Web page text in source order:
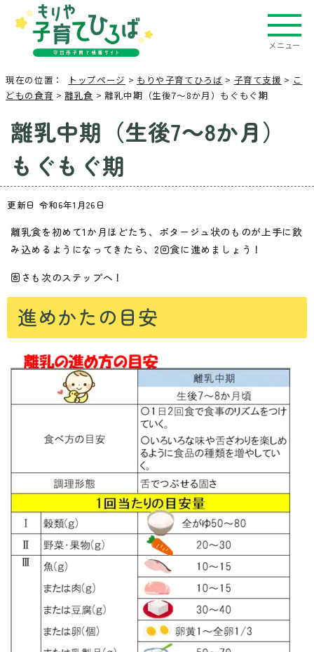
メニュー
現在の位置： トップページ > もりや子育てひろば > 子育て支援 > こ
どもの食育 >離乳食 > 離乳中期（生後7～8か月）もぐもぐ期
離乳中期（生後7～8か月）
もぐもぐ期
更新日 令和6年1月26日
離乳食を初めて1か月ほどたち、ポタージュ状のものが上手に飲
み込めるようになってきたら、2回食に進めましょう！
固さも次のステップへ！
進めかたの目安